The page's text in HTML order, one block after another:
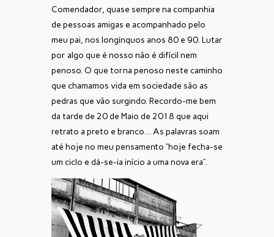
Comendador, quase sempre na companhia
de pessoas amigas e acompanhado pelo
meu pai, nos longínquos anos 80 e 90. Lutar
por algo que é nosso não é difícil nem
penoso. O que torna penoso neste caminho
que chamamos vida em sociedade são as
pedras que vão surgindo. Recordo-me bem
da tarde de 20 de Maio de 2018 que aqui
retrato a preto e branco… As palavras soam
até hoje no meu pensamento “hoje fecha-se
um ciclo e dá-se-ia início a uma nova era”.